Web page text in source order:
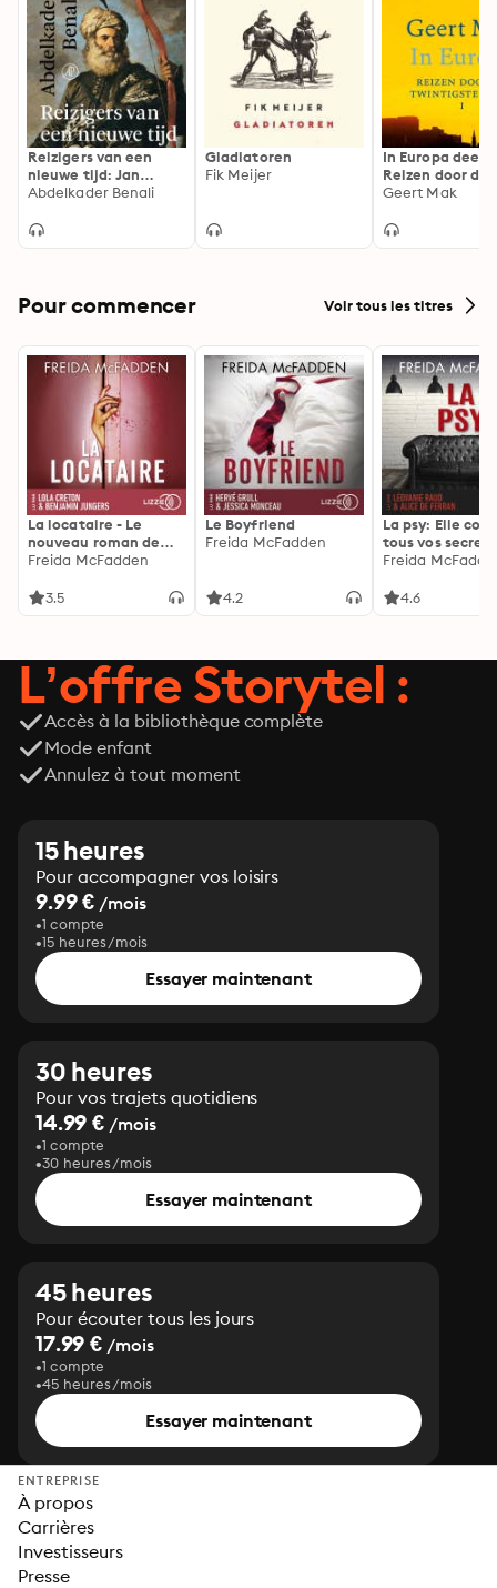
Reizigers van een
nieuwe tijd: Jan
Janszoon, een
Marokkaanse dienst
Abdelkader Benali
Gladiatoren
Fik Meijer
In Europa deel I:
Reizen door de
twintigste
Geert Mak
Pour commencer Voir tous les titres
La locataire - Le
nouveau roman de
l'autrice de La femme
Freida McFadden
3.5
Le Boyfriend
Freida McFadden
4.2
La psy: Elle
tous vos
découvrez les
Freida
4.6
L’offre Storytel :
Accès à la bibliothèque complète
Mode enfant
Annulez à tout moment
15 heures
Pour accompagner vos loisirs
9.99 € /mois
1 compte
15 heures/mois
Essayer maintenant
30 heures
Pour vos trajets quotidiens
14.99 € /mois
1 compte
30 heures/mois
Essayer maintenant
45 heures
Pour écouter tous les jours
17.99 € /mois
1 compte
45 heures/mois
Essayer maintenant
ENTREPRISE
À propos
Carrières
Investisseurs
Presse